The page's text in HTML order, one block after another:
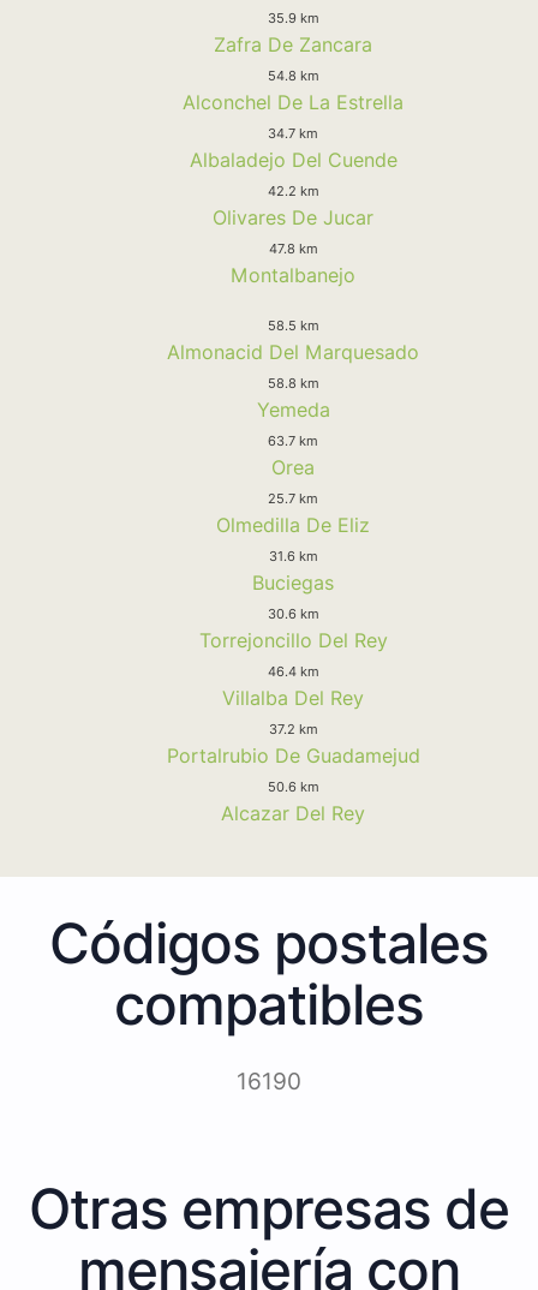
35.9 km
Zafra De Zancara
54.8 km
Alconchel De La Estrella
34.7 km
Albaladejo Del Cuende
42.2 km
Olivares De Jucar
47.8 km
Montalbanejo
58.5 km
Almonacid Del Marquesado
58.8 km
Yemeda
63.7 km
Orea
25.7 km
Olmedilla De Eliz
31.6 km
Buciegas
30.6 km
Torrejoncillo Del Rey
46.4 km
Villalba Del Rey
37.2 km
Portalrubio De Guadamejud
50.6 km
Alcazar Del Rey
Códigos postales
compatibles
16190
Otras empresas de
mensajería con